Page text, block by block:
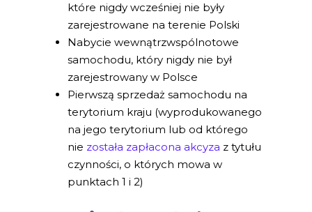
które nigdy wcześniej nie były
zarejestrowane na terenie Polski
Nabycie wewnątrzwspólnotowe
samochodu, który nigdy nie był
zarejestrowany w Polsce
Pierwszą sprzedaż samochodu na
terytorium kraju (wyprodukowanego
na jego terytorium lub od którego
nie została zapłacona akcyza z tytułu
czynności, o których mowa w
punktach 1 i 2)